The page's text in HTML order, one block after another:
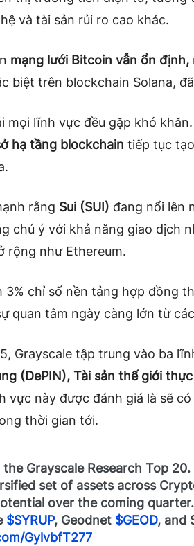
và tài sản rủi ro cao khác.
mạng lưới Bitcoin vẫn ổn định,
biệt trên blockchain Solana,
mọi lĩnh vực đều gặp khó khăn.
hạ tầng blockchain tiếp tục
rằng Sui (SUI) đang nổi lên
chú ý với khả năng giao dịch
rộng như Ethereum.
3% chỉ số nền tảng hợp đồng
quan tâm ngày càng lớn từ
Grayscale tập trung vào ba
(DePIN), Tài sản thế giới
vực này được đánh giá là sẽ
thời gian tới.
Grayscale Research Top
set of assets across
over the coming
$SYRUP, Geodnet $GEOD, and
GylvbfT277